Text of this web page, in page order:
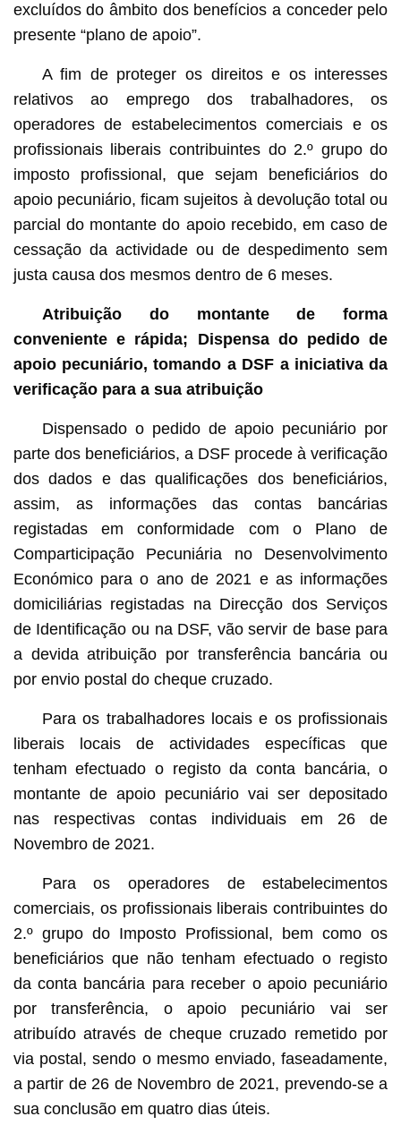
excluídos do âmbito dos benefícios a conceder pelo
presente “plano de apoio”.
A fim de proteger os direitos e os interesses
relativos ao emprego dos trabalhadores, os
operadores de estabelecimentos comerciais e os
profissionais liberais contribuintes do 2.º grupo do
imposto profissional, que sejam beneficiários do
apoio pecuniário, ficam sujeitos à devolução total ou
parcial do montante do apoio recebido, em caso de
cessação da actividade ou de despedimento sem
justa causa dos mesmos dentro de 6 meses.
Atribuição do montante de forma
conveniente e rápida;
Dispensa do pedido de
apoio pecuniário, tomando a DSF a iniciativa da
verificação para a sua atribuição
Dispensado o pedido de apoio pecuniário por
parte dos beneficiários, a DSF procede à verificação
dos dados e das qualificações dos beneficiários,
assim, as informações das contas bancárias
registadas em conformidade com o Plano de
Comparticipação Pecuniária no Desenvolvimento
Económico para o ano de 2021 e as informações
domiciliárias registadas na Direcção dos Serviços
de Identificação ou na DSF, vão servir de base para
a devida atribuição por transferência bancária ou
por envio postal do cheque cruzado.
Para os trabalhadores locais e os profissionais
liberais locais de actividades específicas que
tenham efectuado o registo da conta bancária, o
montante de apoio pecuniário vai ser depositado
nas respectivas contas individuais em 26 de
Novembro de 2021.
Para os operadores de estabelecimentos
comerciais, os profissionais liberais contribuintes do
2.º grupo do Imposto Profissional, bem como os
beneficiários que não tenham efectuado o registo
da conta bancária para receber o apoio pecuniário
por transferência, o apoio pecuniário vai ser
atribuído através de cheque cruzado remetido por
via postal, sendo o mesmo enviado, faseadamente,
a partir de 26 de Novembro de 2021, prevendo-se a
sua conclusão em quatro dias úteis.